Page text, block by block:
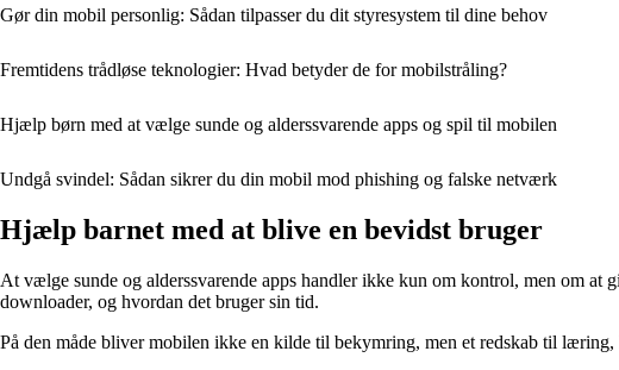
Gør din mobil personlig: Sådan tilpasser du dit styresystem til dine behov
Fremtidens trådløse teknologier: Hvad betyder de for mobilstråling?
Hjælp børn med at vælge sunde og alderssvarende apps og spil til mobilen
Undgå svindel: Sådan sikrer du din mobil mod phishing og falske netværk
Hjælp barnet med at blive en bevidst bruger
At vælge sunde og alderssvarende apps handler ikke kun om kontrol, men om
downloader, og hvordan det bruger sin tid.
På den måde bliver mobilen ikke en kilde til bekymring, men et redskab til